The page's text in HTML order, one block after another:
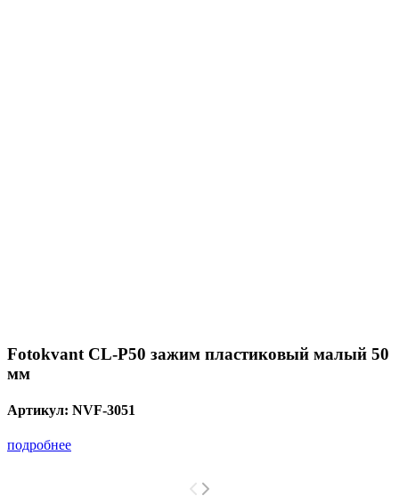
Fotokvant CL-P50 зажим пластиковый малый 50
мм
Артикул: NVF-3051
подробнее